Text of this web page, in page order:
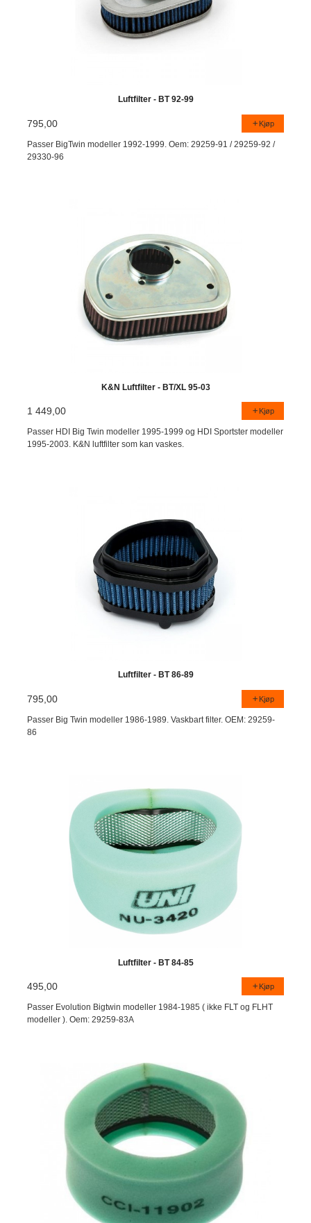
Luftfilter - BT 92-99
795,00 Kjøp
Passer BigTwin modeller 1992-1999. Oem: 29259-91 / 29259-92 /
29330-96
K&N Luftfilter - BT/XL 95-03
1 449,00 Kjøp
Passer HDI Big Twin modeller 1995-1999 og HDI Sportster modeller
1995-2003. K&N luftfilter som kan vaskes.
Luftfilter - BT 86-89
795,00 Kjøp
Passer Big Twin modeller 1986-1989. Vaskbart filter. OEM: 29259-
86
Luftfilter - BT 84-85
495,00 Kjøp
Passer Evolution Bigtwin modeller 1984-1985 ( ikke FLT og FLHT
modeller ). Oem: 29259-83A